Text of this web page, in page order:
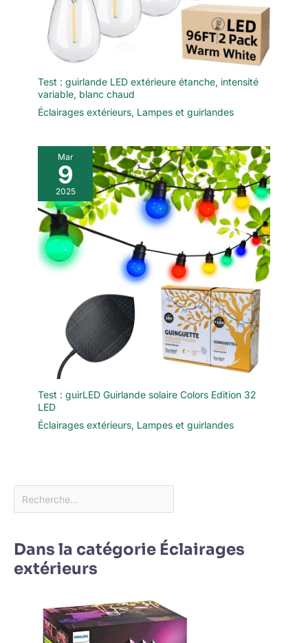
Test : guirlande LED extérieure étanche, intensité
variable, blanc chaud
Éclairages extérieurs, Lampes et guirlandes
Mar
9
2025
Test : guirLED Guirlande solaire Colors Edition 32
LED
Éclairages extérieurs, Lampes et guirlandes
Dans la catégorie Éclairages
extérieurs